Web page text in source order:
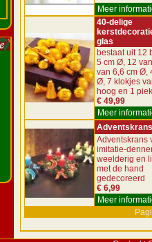
Meer
40-delige
glas
bestaat uit 12
5 cm Ø, 12
van 6,6 cm Ø,
Ø, 7 klokjes
hoog en 1
€ 49,99
Meer
Adventskrans
Adventskrans
imitatie-
weelderig en
met de hand
gedecoreerd
€ 6,99
Meer